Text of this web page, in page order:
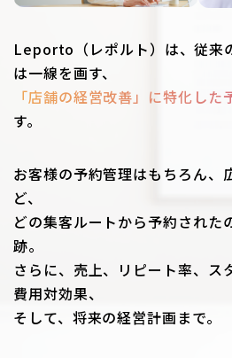
Leporto（レポルト）は、従来
は一線を画す、
「店舗の経営改善」に特化した
す。
お客様の予約管理はもちろん、
ど、
どの集客ルートから予約された
跡。
さらに、売上、リピート率、ス
費用対効果、
そして、将来の経営計画まで。